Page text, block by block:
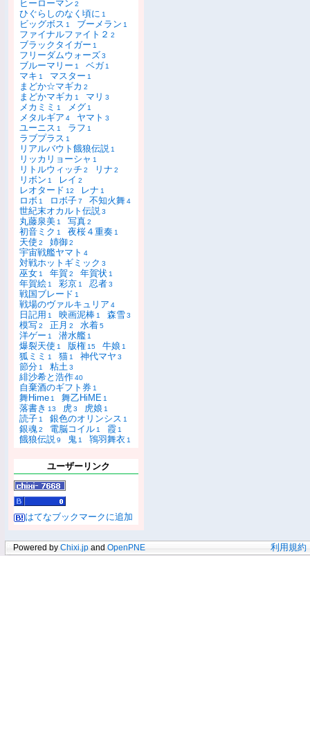
ヒーローマン 2
ひぐらしのなく頃に 1
ビッグボス 1 ブーメラン 1
ファイナルファイト２ 2
ブラックタイガー 1
フリーダムウォーズ3
ブルーマリー 1 ベガ 1
マキ 1 マスター 1
まどか☆マギカ 2
まどかマギカ 1 マリ 3
メカミミ 1 メグ 1
メタルギア 4 ヤマト 3
ユーニス 1 ラフ 1
ラブプラス 1
リアルバウト餓狼伝説 1
リッカリョーシャ 1
リトルウィッチ 2 リナ 2
リボン 1 レイ 2
レオタード 12 レナ 1
ロボ 1 ロボ子7 不知火舞4
世紀末オカルト伝説3
丸藤泉美 1 写真2
初音ミク 1 夜桜４重奏 1
天使 2 姉御2
宇宙戦艦ヤマト 4
対戦ホットギミック 3
巫女 1 年賀2 年賀状 1
年賀絵 1 彩京 1 忍者3
戦国ブレード 1
戦場のヴァルキュリア 4
日記用 1 映画泥棒 1 森雪3
模写2 正月 2 水着5
洋ゲー 1 潜水艦 1
爆裂天使 1 版権 15 牛娘 1
狐ミミ 1 猫 1 神代マヤ 3
節分 1 粘土3
緋沙希と浩作40
自棄酒のギフト券 1
舞Hime 1 舞乙HiME 1
落書き 13 虎3 虎娘 1
読子 1 銀色のオリンシス 1
銀魂2 電脳コイル 1 霞 1
餓狼伝説9 鬼 1 鴇羽舞衣 1
ユーザーリンク
はてなブックマークに追加
Powered by Chixi.jp and OpenPNE 利用規約